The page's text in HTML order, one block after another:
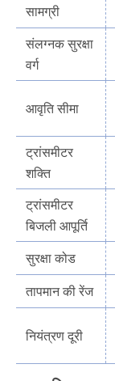
सामग्री
संलग्नक सुरक्षा
वर्ग
आवृति सीमा
ट्रांसमीटर
शक्ति
ट्रांसमीटर
बिजली आपूर्ति
सुरक्षा कोड
तापमान की रेंज
नियंत्रण दूरी